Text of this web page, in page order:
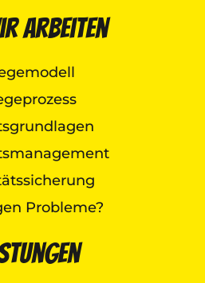
arbeiten
Probleme?